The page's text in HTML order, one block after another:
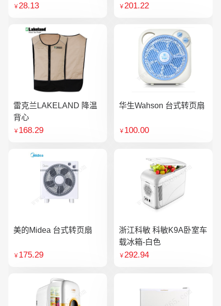
￥28.13 ￥201.22
雷克兰LAKELAND 降温
背心
￥ 168.29
华生Wahson 台式转页扇
￥ 100.00
美的Midea 台式转页扇
￥ 175.29
浙江科敏 科敏K9A卧室车
载冰箱-白色
￥292.94